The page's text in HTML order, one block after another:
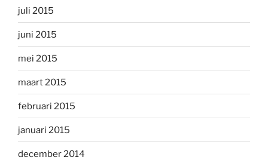
juli 2015
juni 2015
mei 2015
maart 2015
februari 2015
januari 2015
december 2014